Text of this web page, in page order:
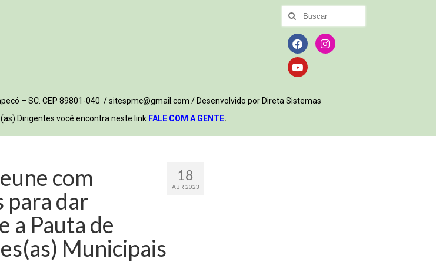
– SC. CEP 89801-040 / sitespmc@gmail.com / Desenvolvido por Direta Sistemas
Dirigentes você encontra neste link FALE COM A GENTE.
18
ABR 2023
com
para dar
a Pauta de
Municipais